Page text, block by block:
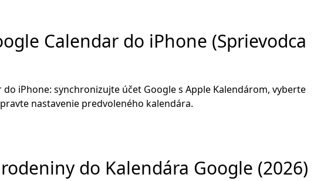
Calendar do iPhone (Sprievodca
do iPhone: synchronizujte účet Google s Apple Kalendárom, vyberte
nastavenie predvoleného kalendára.
do Kalendára Google (2026)